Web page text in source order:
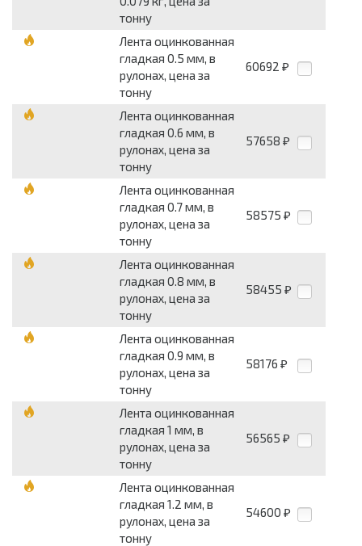
тонну
Лента оцинкованная
гладкая 0.5 мм, в
рулонах, цена за
тонну
60692 ₽
Лента оцинкованная
гладкая 0.6 мм, в
рулонах, цена за
тонну
57658 ₽
Лента оцинкованная
гладкая 0.7 мм, в
рулонах, цена за
тонну
58575 ₽
Лента оцинкованная
гладкая 0.8 мм, в
рулонах, цена за
тонну
58455 ₽
Лента оцинкованная
гладкая 0.9 мм, в
рулонах, цена за
тонну
58176 ₽
Лента оцинкованная
гладкая 1 мм, в
рулонах, цена за
тонну
56565 ₽
Лента оцинкованная
гладкая 1.2 мм, в
рулонах, цена за
тонну
54600 ₽